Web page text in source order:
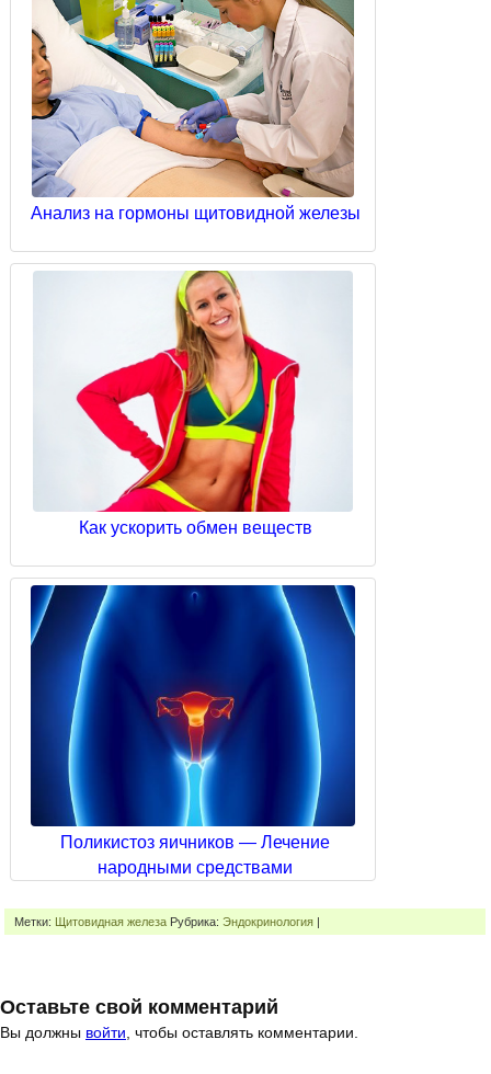
Анализ на гормоны щитовидной железы
Как ускорить обмен веществ
Поликистоз яичников — Лечение
народными средствами
Метки: Щитовидная железа Рубрика: Эндокринология |
Оставьте свой комментарий
Вы должны войти , чтобы оставлять комментарии.